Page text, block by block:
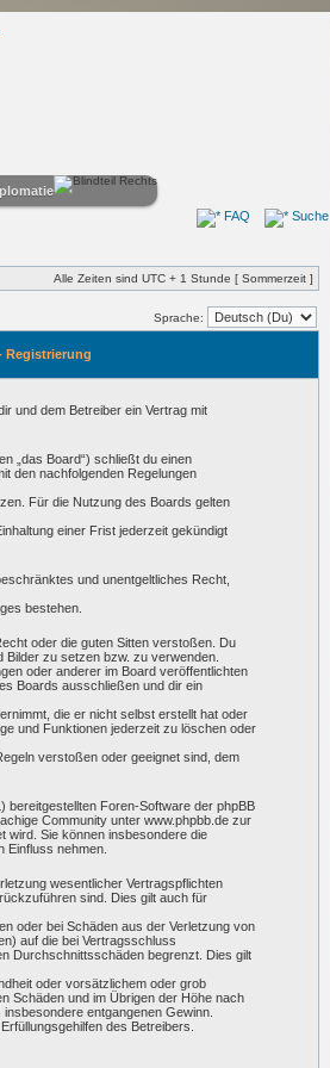
FAQ Suche
Alle Zeiten sind UTC + 1 Stunde [ Sommerzeit ]
Sprache:
Registrierung
und dem Betreiber ein Vertrag mit
„das Board“) schließt du einen
den nachfolgenden Regelungen
Für die Nutzung des Boards gelten
einer Frist jederzeit gekündigt
und unentgeltliches Recht,
bestehen.
oder die guten Sitten verstoßen. Du
zu setzen bzw. zu verwenden.
oder anderer im Board veröffentlichten
Boards ausschließen und dir ein
die er nicht selbst erstellt hat oder
und Funktionen jederzeit zu löschen oder
verstoßen oder geeignet sind, dem
bereitgestellten Foren-Software der phpBB
Community unter www.phpbb.de zur
wird. Sie können insbesondere die
Einfluss nehmen.
wesentlicher Vertragspflichten
sind. Dies gilt auch für
oder bei Schäden aus der Verletzung von
auf die bei Vertragsschluss
Durchschnittsschäden begrenzt. Dies gilt
oder vorsätzlichem oder grob
Schäden und im Übrigen der Höhe nach
entgangenen Gewinn.
des Betreibers.